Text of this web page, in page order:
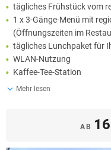
tägliches Frühstück vom
1 x 3-Gänge-Menü mit
(Öffnungszeiten im
tägliches Lunchpaket für
WLAN-Nutzung
Kaffee-Tee-Station
Mehr lesen
AB